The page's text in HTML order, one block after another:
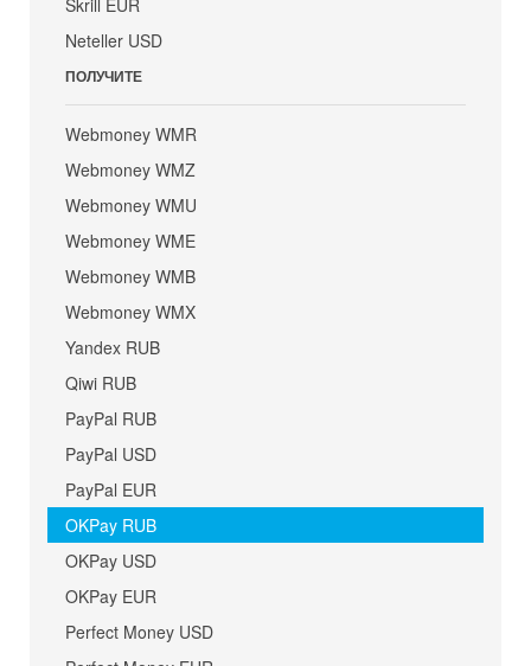
Skrill EUR
Neteller USD
ПОЛУЧИТЕ
Webmoney WMR
Webmoney WMZ
Webmoney WMU
Webmoney WME
Webmoney WMB
Webmoney WMX
Yandex RUB
Qiwi RUB
PayPal RUB
PayPal USD
PayPal EUR
OKPay RUB
OKPay USD
OKPay EUR
Perfect Money USD